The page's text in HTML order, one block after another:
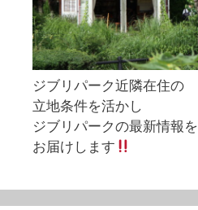
ジブリパーク近隣在住の
立地条件を活かし
ジブリパークの最新情報を
お届けします